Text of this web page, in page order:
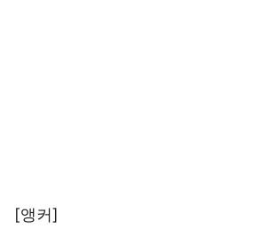
[앵커]